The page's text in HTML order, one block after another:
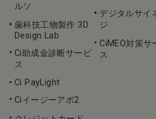
ルソ
歯科技工物製作 3D
Design Lab
Ci助成金診断サービ
ス
Ci PayLight
Ciイージーアポ2
デジタルサイ
ジ
CiMEO対策サ
ス